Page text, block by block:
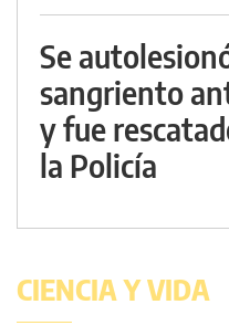
Se
sangriento
y fue
la Policía
CIENCIA Y VIDA